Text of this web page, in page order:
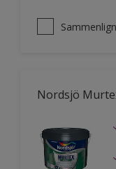
Nordsjö